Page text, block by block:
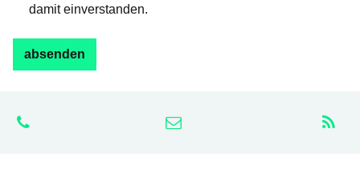
damit einverstanden.